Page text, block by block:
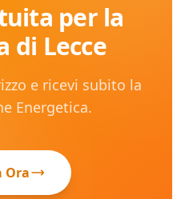
per la
di Lecce
e ricevi subito la
Energetica.
Ora